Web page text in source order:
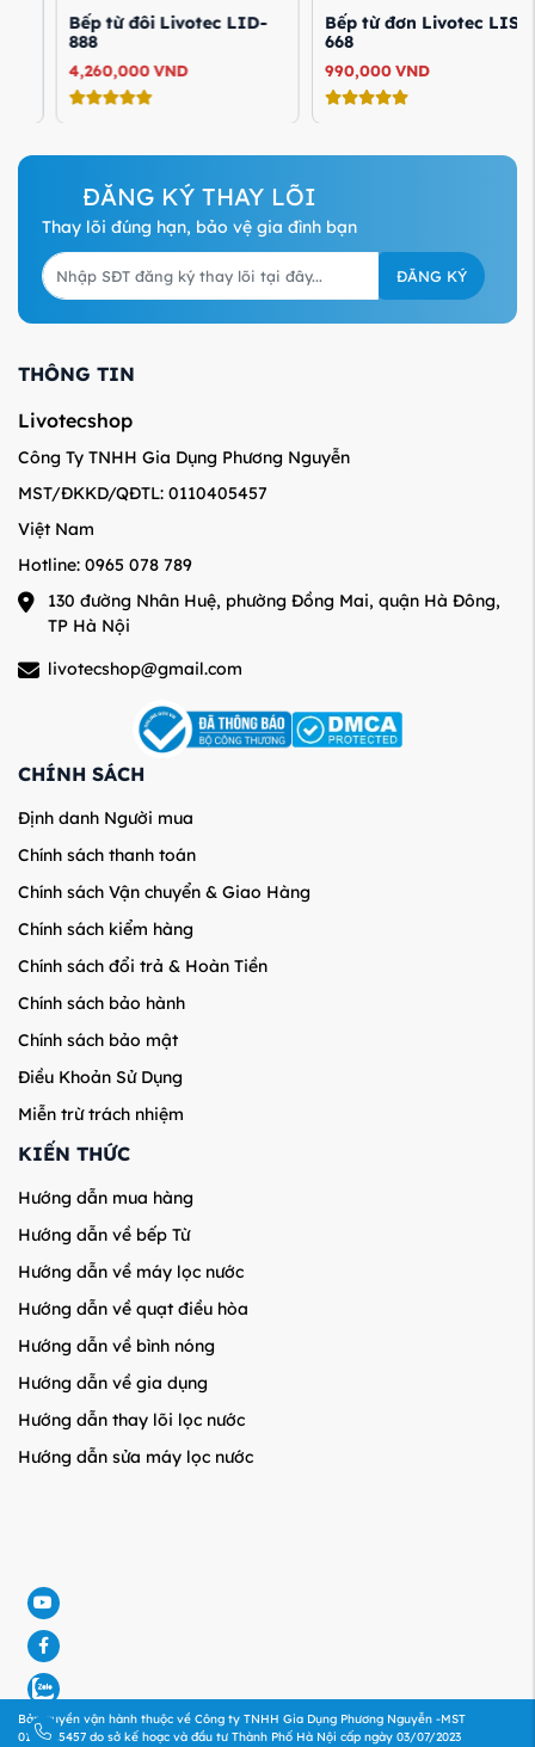
Bếp từ đôi Livotec LID-
4,260,000VND
Bếp từ đơn Livotec LIS-
990,000VND
ĐĂNG KÝ THAY LÕI
Thay lõi đúng hạn, bảo vệ gia đình bạn
ĐĂNG KÝ
THÔNG TIN
Livotecshop
Công Ty TNHH Gia Dụng Phương Nguyễn
MST/ĐKKD/QĐTL: 0110405457
Việt Nam
Hotline: 0965 078 789
130 đường Nhân Huệ, phường Đồng Mai, quận Hà Đông,
TP Hà Nội
livotecshop@gmail.com
CHÍNH SÁCH
Định danh Người mua
Chính sách thanh toán
Chính sách Vận chuyển & Giao Hàng
Chính sách kiểm hàng
Chính sách đổi trả & Hoàn Tiền
Chính sách bảo hành
Chính sách bảo mật
Điều Khoản Sử Dụng
Miễn trừ trách nhiệm
KIẾN THỨC
Hướng dẫn mua hàng
Hướng dẫn về bếp Từ
Hướng dẫn về máy lọc nước
Hướng dẫn về quạt điều hòa
Hướng dẫn về bình nóng
Hướng dẫn về gia dụng
Hướng dẫn thay lõi lọc nước
Hướng dẫn sửa máy lọc nước
Bản quyền vận hành thuộc về Công ty TNHH Gia Dụng Phương Nguyễn -MST
0110405457 do sở kế hoạc và đầu tư Thành Phố Hà Nội cấp ngày 03/07/2023